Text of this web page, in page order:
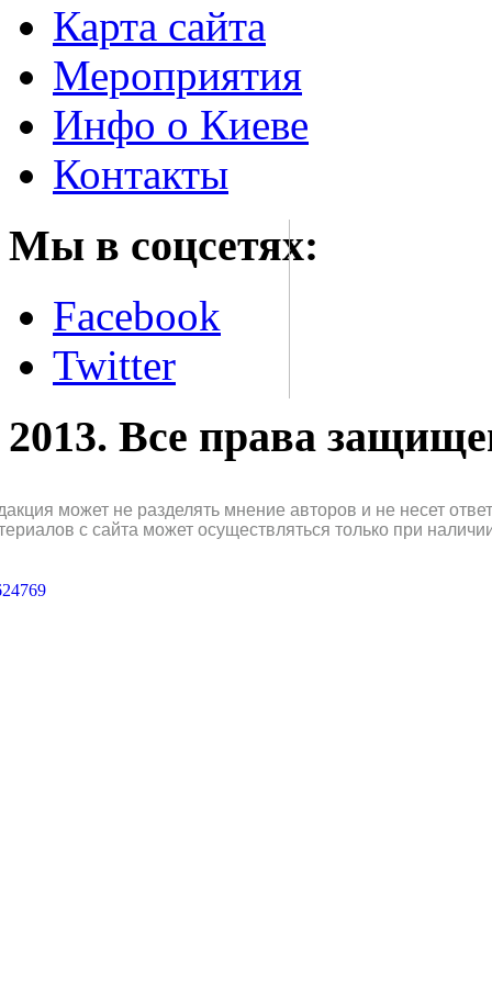
Карта сайта
Мероприятия
Инфо о Киеве
Контакты
Мы в соцсетях:
Facebook
Twitter
2013. Все права
может не разделять мнение авторов и не несет
с сайта может осуществляться только при